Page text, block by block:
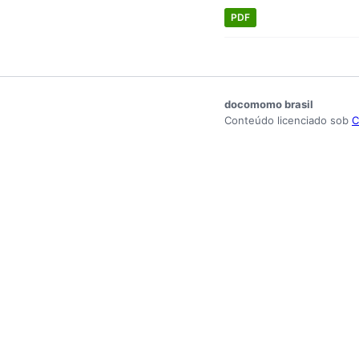
PDF
docomomo brasil
Conteúdo licenciado sob